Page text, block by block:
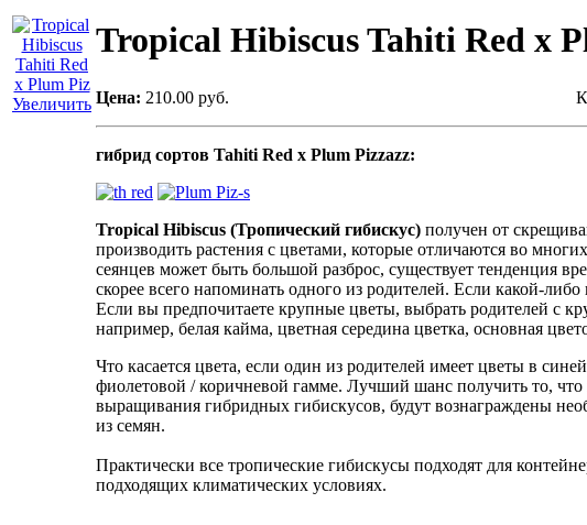
Увеличить
Tropical Hibiscus Tahiti Red x
Цена: 210.00 руб.
гибрид сортов Tahiti Red x Plum Pizzazz:
Tropical Hibiscus (Тропический гибискус) получен от
производить растения с цветами, которые отличаются во
сеянцев может быть большой разброс, существует тенденция
скорее всего напоминать одного из родителей. Если какой-
Если вы предпочитаете крупные цветы, выбрать родителей с
например, белая кайма, цветная середина цветка, основная
Что касается цвета, если один из родителей имеет цветы в
фиолетовой / коричневой гамме. Лучший шанс получить то,
выращивания гибридных гибискусов, будут вознаграждены
из семян.
Практически все тропические гибискусы подходят для
подходящих климатических условиях.